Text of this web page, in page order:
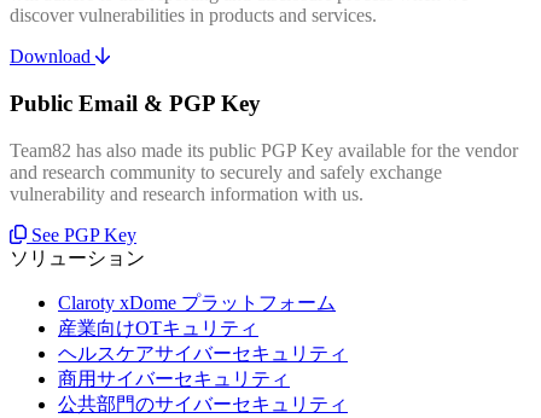
discover vulnerabilities in products and services.
Download
Public Email & PGP Key
Team82 has also made its public PGP Key available for the vendor
and research community to securely and safely exchange
vulnerability and research information with us.
See PGP Key
ソリューション
Claroty xDome プラットフォーム
産業向けOTキュリティ
ヘルスケアサイバーセキュリティ
商用サイバーセキュリティ
公共部門のサイバーセキュリティ